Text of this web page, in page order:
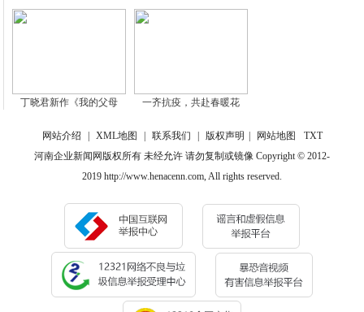
丁晓君新作《我的父母 一齐抗疫，共赴春暖花
网站介绍 XML地图 联系我们 版权声明 网站地图
TXT
河南企业新闻网版权所有 未经允许 请勿复制或镜像 Copyright © 2012-
2019 http://www.henacenn.com, All rights reserved.